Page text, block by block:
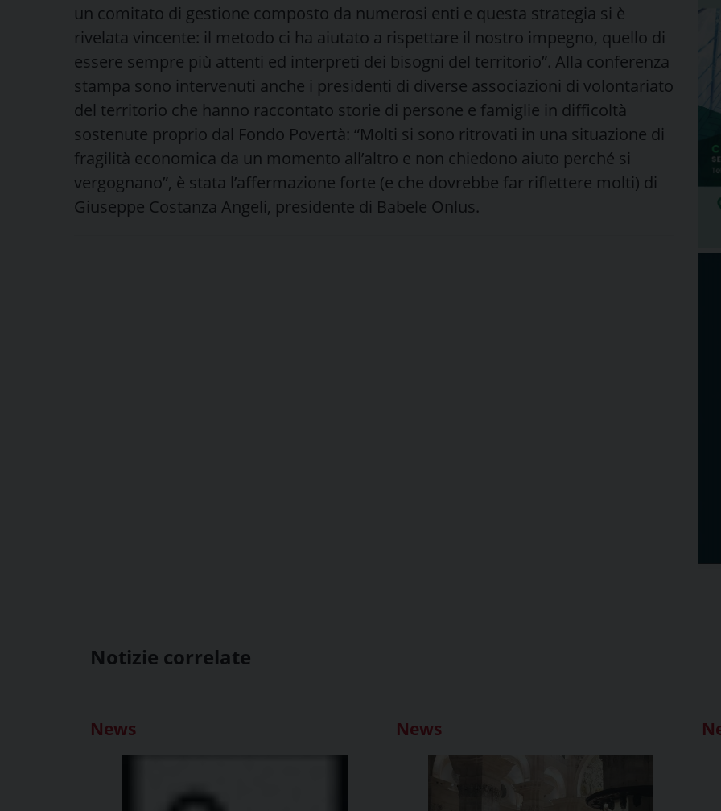
un comitato di gestione composto da numerosi enti e questa strategia si è
rivelata vincente: il metodo ci ha aiutato a rispettare il nostro impegno, quello di
essere sempre più attenti ed interpreti dei bisogni del territorio”. Alla conferenza
stampa sono intervenuti anche i presidenti di diverse associazioni di volontariato
del territorio che hanno raccontato storie di persone e famiglie in difficoltà
sostenute proprio dal Fondo Povertà: “Molti si sono ritrovati in una situazione di
fragilità economica da un momento all’altro e non chiedono aiuto perché si
vergognano”, è stata l’affermazione forte (e che dovrebbe far riflettere molti) di
Giuseppe Costanza Angeli, presidente di Babele Onlus.
Notizie correlate
News News